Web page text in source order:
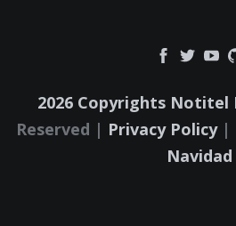
2026 Copyrights Notitel
Reserved | Privacy Policy|
Navidad